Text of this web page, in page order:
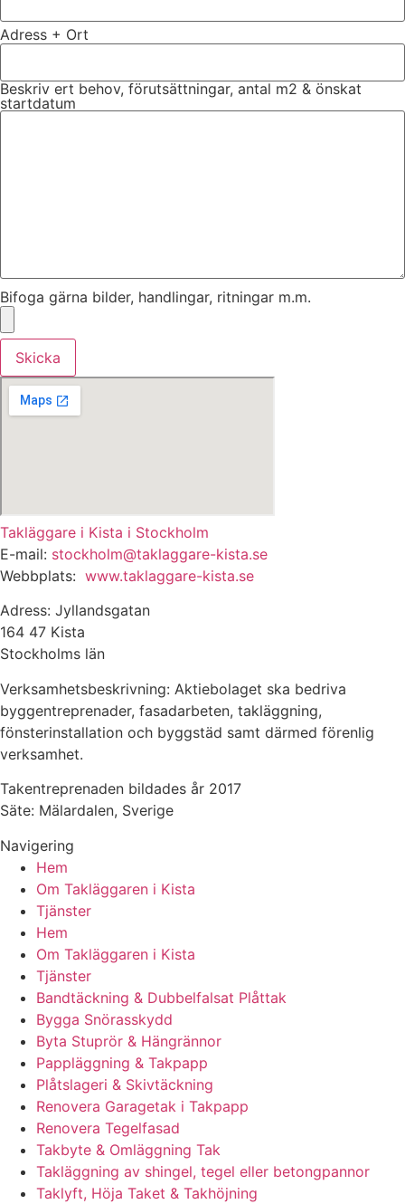
Adress + Ort
Beskriv ert behov, förutsättningar, antal m2 & önskat
startdatum
Bifoga gärna bilder, handlingar, ritningar m.m.
Skicka
Takläggare i Kista i Stockholm
E-mail: stockholm@taklaggare-kista.se
Webbplats: www.taklaggare-kista.se
Adress: Jyllandsgatan
164 47 Kista
Stockholms län
Verksamhetsbeskrivning: Aktiebolaget ska bedriva
byggentreprenader, fasadarbeten, takläggning,
fönsterinstallation och byggstäd samt därmed förenlig
verksamhet.
Takentreprenaden bildades år 2017
Säte: Mälardalen, Sverige
Navigering
Hem
Om Takläggaren i Kista
Tjänster
Hem
Om Takläggaren i Kista
Tjänster
Bandtäckning & Dubbelfalsat Plåttak
Bygga Snörasskydd
Byta Stuprör & Hängrännor
Pappläggning & Takpapp
Plåtslageri & Skivtäckning
Renovera Garagetak i Takpapp
Renovera Tegelfasad
Takbyte & Omläggning Tak
Takläggning av shingel, tegel eller betongpannor
Taklyft, Höja Taket & Takhöjning